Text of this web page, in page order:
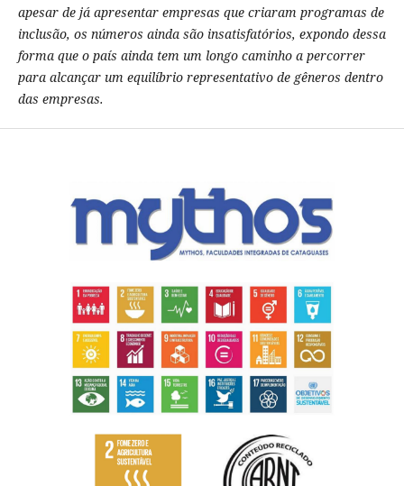
apesar de já apresentar empresas que criaram programas de
inclusão, os números ainda são insatisfatórios, expondo dessa
forma que o país ainda tem um longo caminho a percorrer
para alcançar um equilíbrio representativo de gêneros dentro
das empresas.